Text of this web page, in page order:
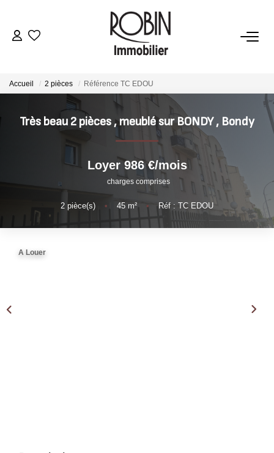
LOCATIONS
GESTION
ESTIMATION
AGENCE
Accueil 2 pièces Référence TC EDOU
Très beau 2 pièces , meublé sur BONDY, Bondy
Loyer 986 €/mois
charges comprises
2 pièce(s) • 45 m² • Réf : TC EDOU
A Louer